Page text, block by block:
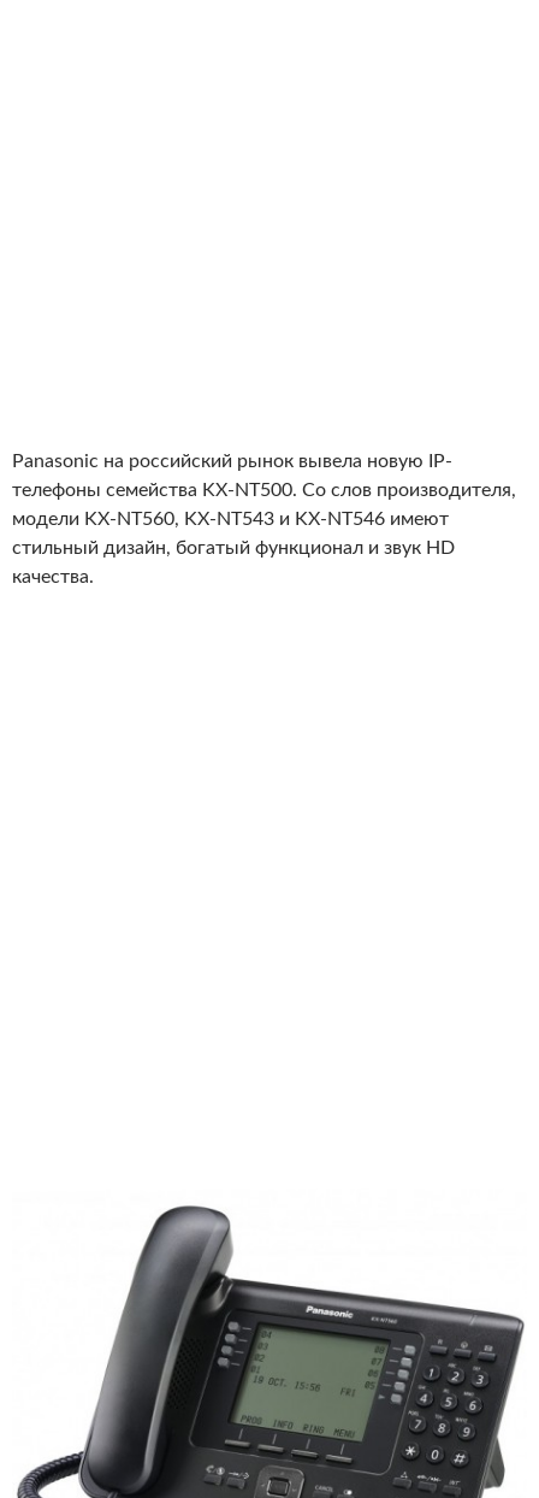
Panasonic на российский рынок вывела новую IP-
телефоны семейства KX-NT500. Со слов производителя,
модели KX-NT560, KX-NT543 и KX-NT546 имеют
стильный дизайн, богатый функционал и звук HD
качества.